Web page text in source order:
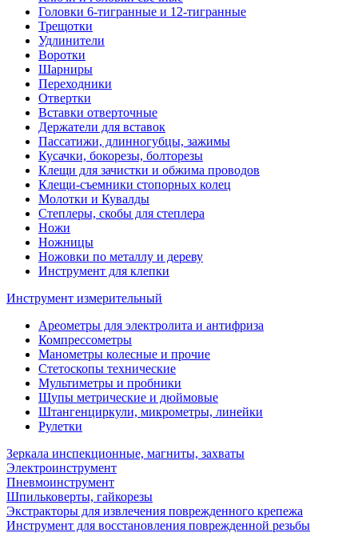
Головки 6-тигранные и 12-тигранные
Трещотки
Удлинители
Воротки
Шарниры
Переходники
Отвертки
Вставки отверточные
Держатели для вставок
Пассатижи, длинногубцы, зажимы
Кусачки, бокорезы, болторезы
Клещи для зачистки и обжима проводов
Клещи-съемники стопорных колец
Молотки и Кувалды
Степлеры, скобы для степлера
Ножи
Ножницы
Ножовки по металлу и дереву
Инструмент для клепки
Инструмент измерительный
Ареометры для электролита и антифриза
Компрессометры
Манометры колесные и прочие
Стетоскопы технические
Мультиметры и пробники
Щупы метрические и дюймовые
Штангенциркули, микрометры, линейки
Рулетки
Зеркала инспекционные, магниты, захваты
Электроинструмент
Пневмоинструмент
Шпильковерты, гайкорезы
Экстракторы для извлечения поврежденного крепежа
Инструмент для восстановления поврежденной резьбы